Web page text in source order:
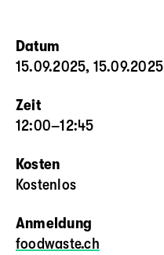
Datum
15.09.2025, 15.09.2025
Zeit
12:00–12:45
Kosten
Kostenlos
Anmeldung
foodwaste.ch